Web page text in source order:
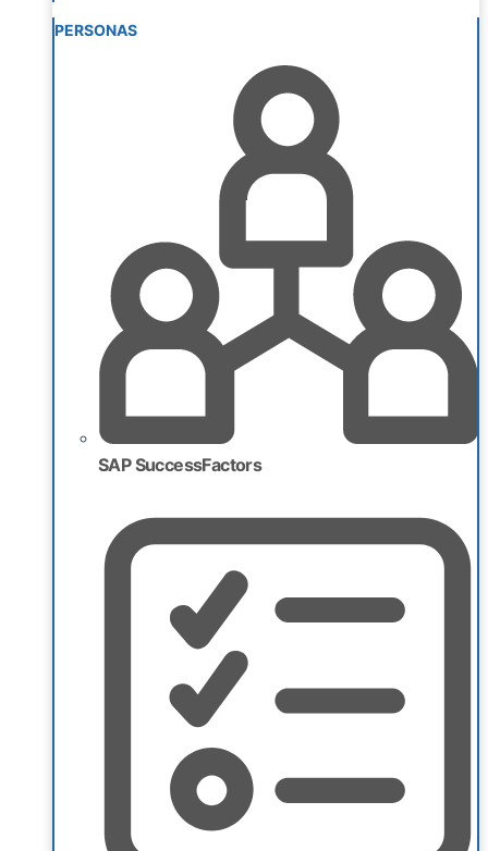
PERSONAS
SAP SuccessFactors